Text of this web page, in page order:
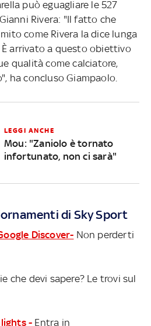
può eguagliare le 527
Rivera: "Il fatto che
come Rivera la dice lunga
È arrivato a questo obiettivo
qualità come calciatore,
ha concluso Giampaolo.
LEGGI ANCHE
Mou: "Zaniolo è tornato
infortunato, non ci sarà"
di Sky Sport
Discover- Non perderti
che devi sapere? Le trovi sul
- Entra in